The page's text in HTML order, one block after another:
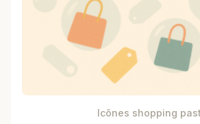
Icônes shopping